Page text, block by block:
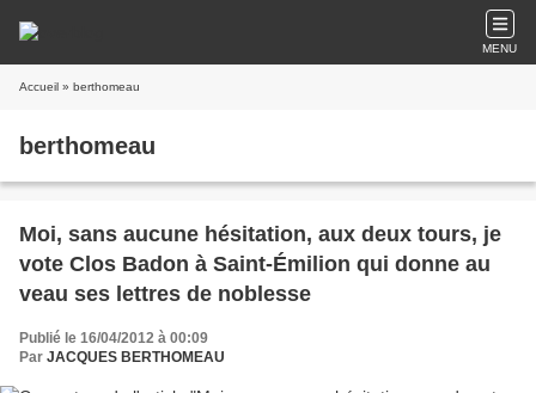
MENU
Accueil » berthomeau
berthomeau
Moi, sans aucune hésitation, aux deux tours, je
vote Clos Badon à Saint-Émilion qui donne au
veau ses lettres de noblesse
Publié le 16/04/2012 à 00:09
Par JACQUES BERTHOMEAU